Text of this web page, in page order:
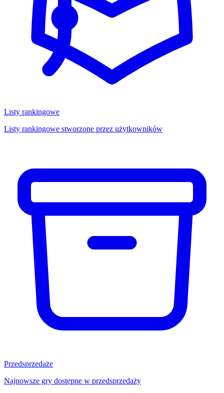
Listy rankingowe
Listy rankingowe stworzone przez użytkowników
Przedsprzedaże
Najnowsze gry dostępne w przedsprzedaży